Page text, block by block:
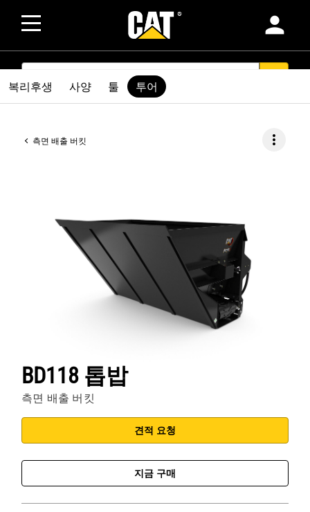
person
SEARCH
측면 배출 버킷 more_vert
BD118 톱밥
측면 배출 버킷
견적 요청
지금 구매
복리후생 사양 툴 투어